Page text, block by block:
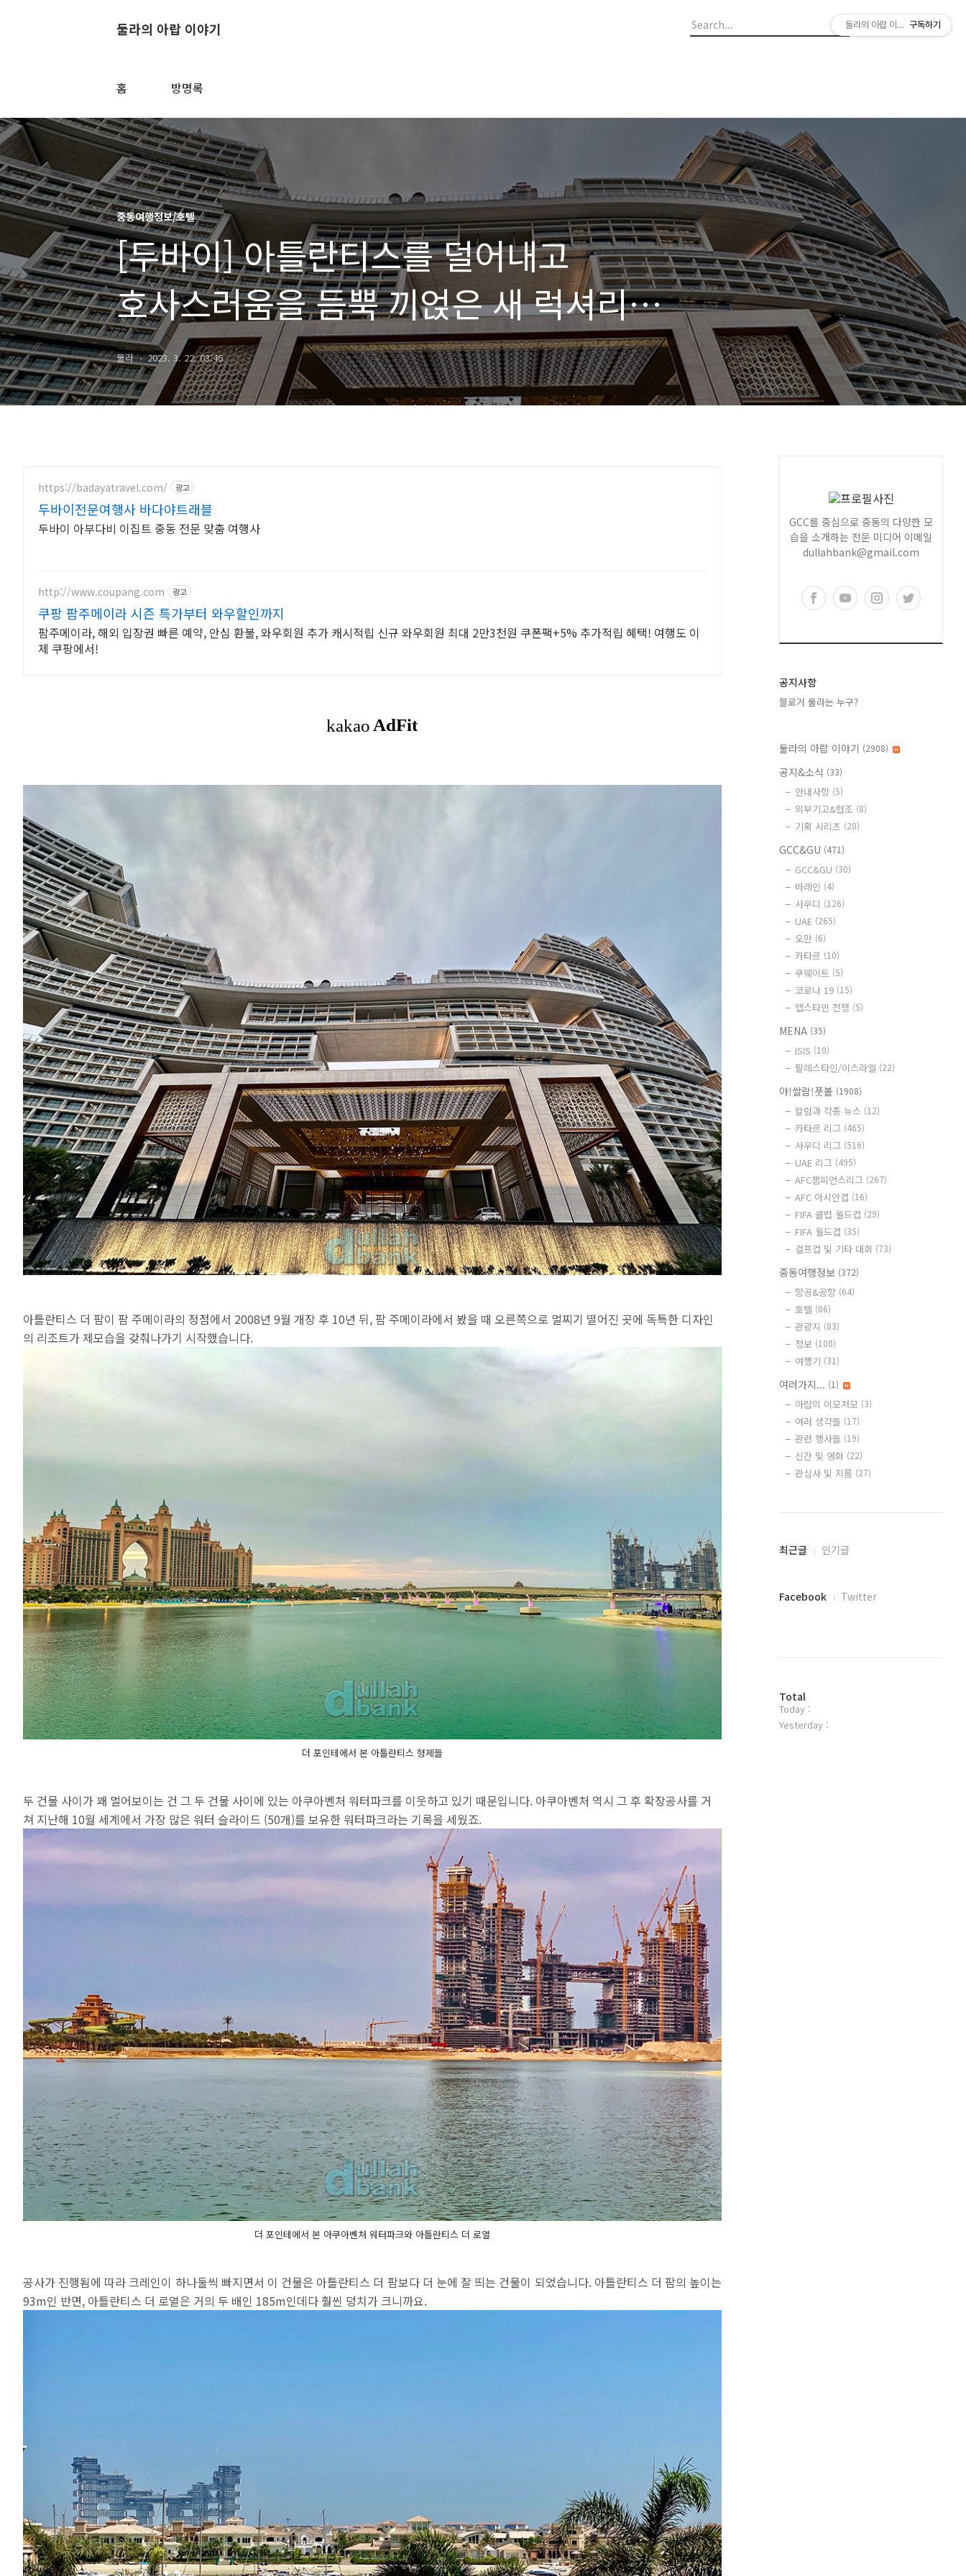
둘라의 아랍 이야기
홈 방명록
중동여행정보/호텔
[두바이] 아틀란티스를 덜어내고
호사스러움을 듬뿍 끼얹은 새 럭셔리
리조트 아틀란티스 더 로열 (1) 소개
둘라 2023. 3. 22. 03:46
https://badayatravel.com/ 광고
두바이전문여행사 바다야트래블
두바이 아부다비 이집트 중동 전문 맞춤 여행사
http://www.coupang.com 광고
쿠팡 팜주메이라 시즌 특가부터 와우할인까지
팜주메이라, 해외 입장권 빠른 예약, 안심 환불, 와우회원 추가 캐시적립 신규 와우회원 최대 2만3천원 쿠폰팩+5% 추가적립 혜택! 여행도 이
제 쿠팡에서!
아틀란티스 더 팜이 팜 주메이라의 정점에서 2008년 9월 개장 후 10년 뒤, 팜 주메이라에서 봤을 때 오른쪽으로 멀찌기 떨어진 곳에 독특한 디자인
의 리조트가 제모습을 갖춰나가기 시작했습니다.
더 포인테에서 본 아틀란티스 형제들
두 건물 사이가 꽤 멀어보이는 건 그 두 건물 사이에 있는 아쿠아벤처 워터파크를 이웃하고 있기 때문입니다. 아쿠아벤처 역시 그 후 확장공사를 거
쳐 지난해 10월 세계에서 가장 많은 워터 슬라이드 (50개)를 보유한 워터파크라는 기록을 세웠죠.
더 포인테에서 본 아쿠아벤처 워터파크와 아틀란티스 더 로열
공사가 진행됨에 따라 크레인이 하나둘씩 빠지면서 이 건물은 아틀란티스 더 팜보다 더 눈에 잘 띄는 건물이 되었습니다. 아틀란티스 더 팜의 높이는
93m인 반면, 아틀란티스 더 로열은 거의 두 배인 185m인데다 훨씬 덩치가 크니까요.
GCC를 중심으로 중동의 다양한 모
습을 소개하는 전문 미디어 이메일
dullahbank@gmail.com
공지사항
블로거 둘라는 누구?
둘라의 아랍 이야기 (2908)
공지&소식 (33)
안내사항 (5)
외부기고&협조 (8)
기획 시리즈 (20)
GCC&GU (471)
GCC&GU (30)
바레인 (4)
사우디 (126)
UAE (265)
오만 (6)
카타르 (10)
쿠웨이트 (5)
코로나 19 (15)
앱스타인 전쟁 (5)
MENA (35)
ISIS (10)
팔레스타인/이스라엘 (22)
야!쌀람!풋볼 (1908)
칼럼과 각종 뉴스 (12)
카타르 리그 (465)
사우디 리그 (516)
UAE 리그 (495)
AFC챔피언스리그 (267)
AFC 아시안컵 (16)
FIFA 클럽 월드컵 (29)
FIFA 월드컵 (35)
걸프컵 및 기타 대회 (73)
중동여행정보 (372)
항공&공항 (64)
호텔 (86)
관광지 (83)
정보 (108)
여행기 (31)
여러가지... (1)
아랍의 이모저모 (3)
여러 생각들 (17)
관련 행사들 (19)
신간 및 영화 (22)
관심사 및 지름 (27)
최
과
최근글 인기글
페
플
러
그
Facebook Twitter
방
문
자
Total
Today :
Yesterday :
둘라의 아랍 이야기구독하기